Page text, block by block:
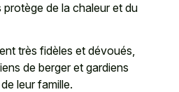
de la chaleur et du
très fidèles et dévoués,
de berger et gardiens
leur famille.